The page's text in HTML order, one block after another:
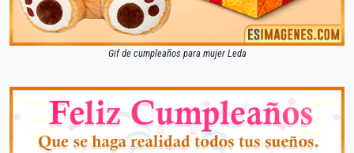
Gif de cumpleaños para mujer Leda